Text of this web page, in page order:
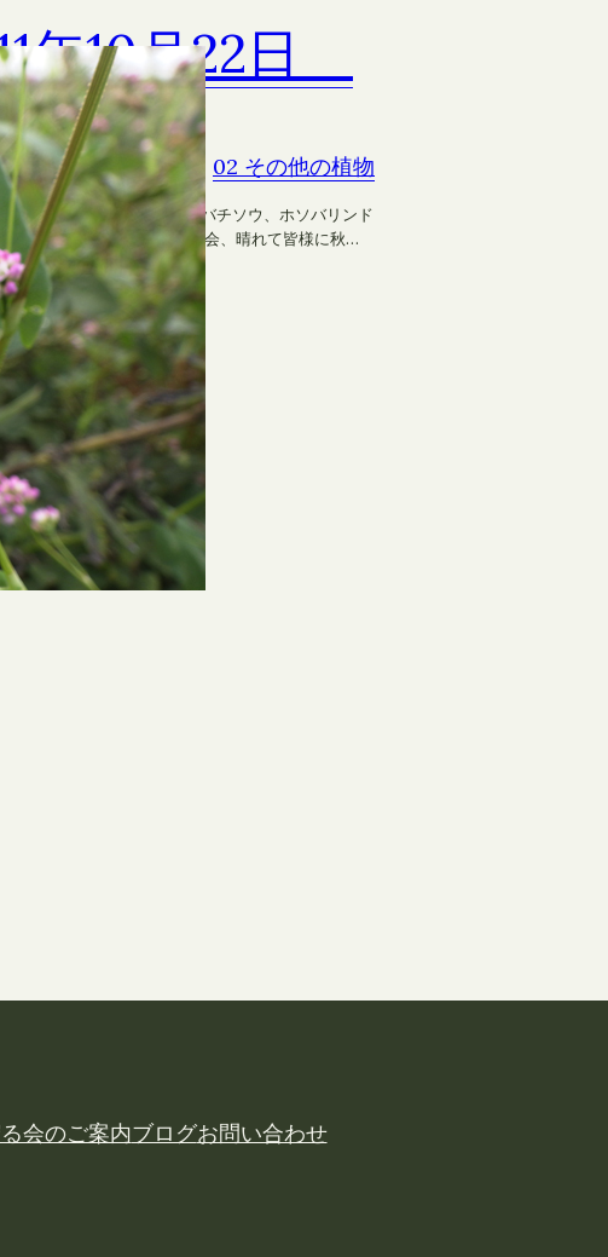
年10月22日
の群落
月22日01 食虫植物 02 その他の植物
いたヤマラッキョウ、ウメバチソウ、ホソバリンド
しました。 明日は秋の観察会、晴れて皆様に秋…
会のご案内ブログお問い合わせ